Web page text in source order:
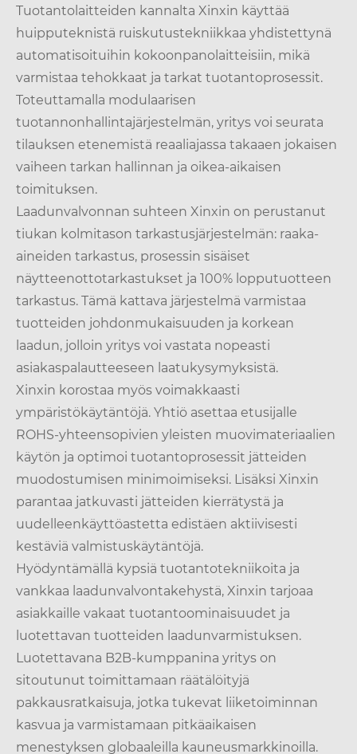
Tuotantolaitteiden kannalta Xinxin käyttää
huipputeknistä ruiskutustekniikkaa yhdistettynä
automatisoituihin kokoonpanolaitteisiin, mikä
varmistaa tehokkaat ja tarkat tuotantoprosessit.
Toteuttamalla modulaarisen
tuotannonhallintajärjestelmän, yritys voi seurata
tilauksen etenemistä reaaliajassa takaaen jokaisen
vaiheen tarkan hallinnan ja oikea-aikaisen
toimituksen.
Laadunvalvonnan suhteen Xinxin on perustanut
tiukan kolmitason tarkastusjärjestelmän: raaka-
aineiden tarkastus, prosessin sisäiset
näytteenottotarkastukset ja 100% lopputuotteen
tarkastus. Tämä kattava järjestelmä varmistaa
tuotteiden johdonmukaisuuden ja korkean
laadun, jolloin yritys voi vastata nopeasti
asiakaspalautteeseen laatukysymyksistä.
Xinxin korostaa myös voimakkaasti
ympäristökäytäntöjä. Yhtiö asettaa etusijalle
ROHS-yhteensopivien yleisten muovimateriaalien
käytön ja optimoi tuotantoprosessit jätteiden
muodostumisen minimoimiseksi. Lisäksi Xinxin
parantaa jatkuvasti jätteiden kierrätystä ja
uudelleenkäyttöastetta edistäen aktiivisesti
kestäviä valmistuskäytäntöjä.
Hyödyntämällä kypsiä tuotantotekniikoita ja
vankkaa laadunvalvontakehystä, Xinxin tarjoaa
asiakkaille vakaat tuotantoominaisuudet ja
luotettavan tuotteiden laadunvarmistuksen.
Luotettavana B2B-kumppanina yritys on
sitoutunut toimittamaan räätälöityjä
pakkausratkaisuja, jotka tukevat liiketoiminnan
kasvua ja varmistamaan pitkäaikaisen
menestyksen globaaleilla kauneusmarkkinoilla.